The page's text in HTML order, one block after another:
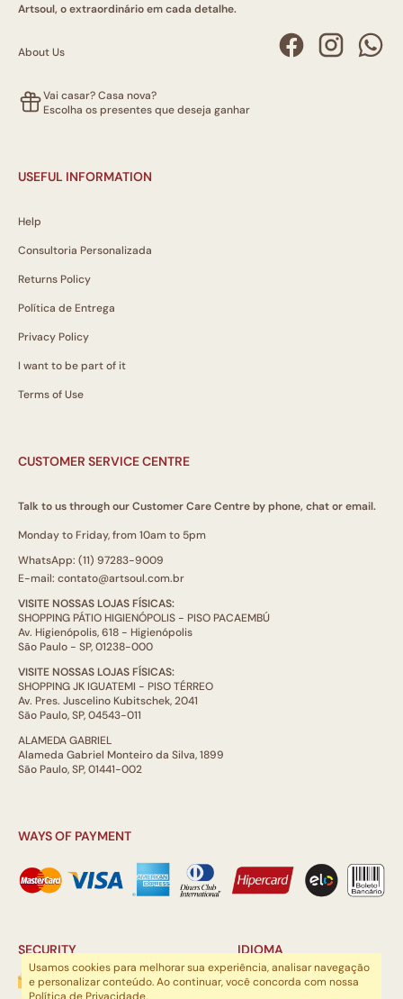
Artsoul, o extraordinário em cada detalhe.
About Us
Vai casar? Casa nova?
Escolha os presentes que deseja ganhar
USEFUL INFORMATION
Help
Consultoria Personalizada
Returns Policy
Política de Entrega
Privacy Policy
I want to be part of it
Terms of Use
CUSTOMER SERVICE CENTRE
Talk to us through our Customer Care Centre by phone, chat or email.
Monday to Friday, from 10am to 5pm
WhatsApp: (11) 97283-9009
E-mail: contato@artsoul.com.br
VISITE NOSSAS LOJAS FÍSICAS:
SHOPPING PÁTIO HIGIENÓPOLIS - PISO PACAEMBÚ
Av. Higienópolis, 618 - Higienópolis
São Paulo - SP, 01238-000
VISITE NOSSAS LOJAS FÍSICAS:
SHOPPING JK IGUATEMI - PISO TÉRREO
Av. Pres. Juscelino Kubitschek, 2041
São Paulo, SP, 04543-011
ALAMEDA GABRIEL
Alameda Gabriel Monteiro da Silva, 1899
São Paulo, SP, 01441-002
WAYS OF PAYMENT
SECURITY IDIOMA
Usamos cookies para melhorar sua experiência, analisar navegação
e personalizar conteúdo. Ao continuar, você concorda com nossa